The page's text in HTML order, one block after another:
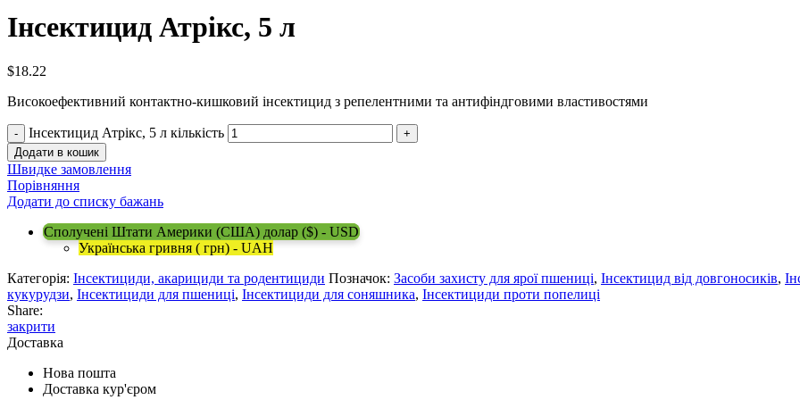
Інсектицид Атрікс, 5 л
$18.22
Високоефективний контактно-кишковий інсектицид з репелентними та антифіндговими властивостями
Інсектицид Атрікс, 5 л кількість
Додати в кошик
Швидке замовлення
Порівняння
Додати до списку бажань
Сполучені Штати Америки (США) долар ($) - USD
Українська гривня ( грн) - UAH
Категорія: Інсектициди, акарициди та родентициди Позначок: Засоби захисту для ярої пшениці, Інсектицид від довгоносиків,
кукурудзи, Інсектициди для пшениці, Інсектициди для соняшника, Інсектициди проти попелиці
Share:
закрити
Доставка
Нова пошта
Доставка кур'єром